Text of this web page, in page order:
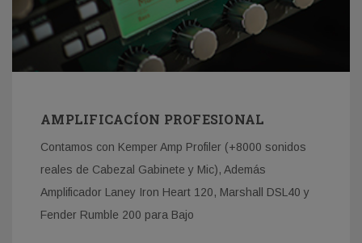
AMPLIFICACÍON PROFESIONAL
Contamos con Kemper Amp Profiler (+8000 sonidos
reales de Cabezal Gabinete y Mic), Además
Amplificador Laney Iron Heart 120, Marshall DSL40 y
Fender Rumble 200 para Bajo